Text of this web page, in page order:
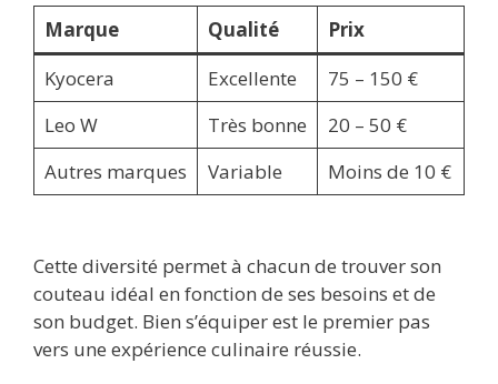
Marque Qualité
Prix
Kyocera
Excellente
75 – 150 €
Leo W
Très bonne
20 – 50 €
Autres marques
Variable Moins de 10 €
Cette diversité permet à chacun de trouver son
couteau idéal en fonction de ses besoins et de
son budget. Bien s’équiper est le premier pas
vers une expérience culinaire réussie.